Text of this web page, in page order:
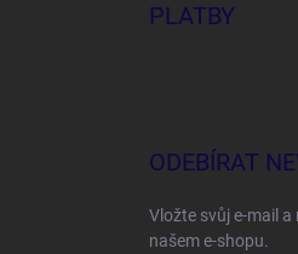
PLATBY
ODEBÍRAT
Vložte svůj e-mail
našem e-shopu.